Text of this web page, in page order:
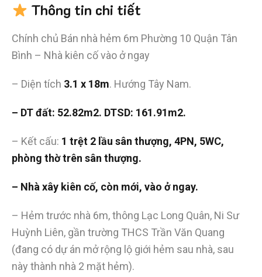
Thông tin chi tiết
Chính chủ Bán nhà hẻm 6m Phường 10 Quận Tân
Bình – Nhà kiên cố vào ở ngay
– Diện tích 3.1 x 18m. Hướng Tây Nam.
– DT đất: 52.82m2. DTSD: 161.91m2.
– Kết cấu: 1 trệt 2 lầu sân thượng, 4PN, 5WC,
phòng thờ trên sân thượng.
– Nhà xây kiên cố, còn mới, vào ở ngay.
– Hẻm trước nhà 6m, thông Lạc Long Quân, Ni Sư
Huỳnh Liên, gần trường THCS Trần Văn Quang
(đang có dự án mở rộng lộ giới hẻm sau nhà, sau
này thành nhà 2 mặt hẻm).